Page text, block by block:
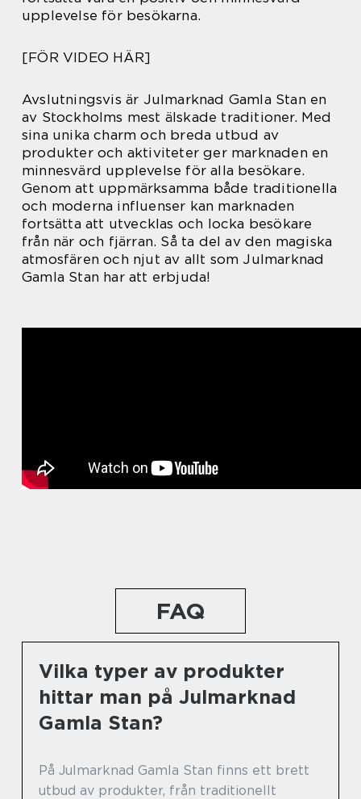
upplevelse för besökarna.
[FÖR VIDEO HÄR]
Avslutningsvis är Julmarknad Gamla Stan en
av Stockholms mest älskade traditioner. Med
sina unika charm och breda utbud av
produkter och aktiviteter ger marknaden en
minnesvärd upplevelse för alla besökare.
Genom att uppmärksamma både traditionella
och moderna influenser kan marknaden
fortsätta att utvecklas och locka besökare
från när och fjärran. Så ta del av den magiska
atmosfären och njut av allt som Julmarknad
Gamla Stan har att erbjuda!
FAQ
Vilka typer av produkter
hittar man på Julmarknad
Gamla Stan?
På Julmarknad Gamla Stan finns ett brett
utbud av produkter, från traditionellt